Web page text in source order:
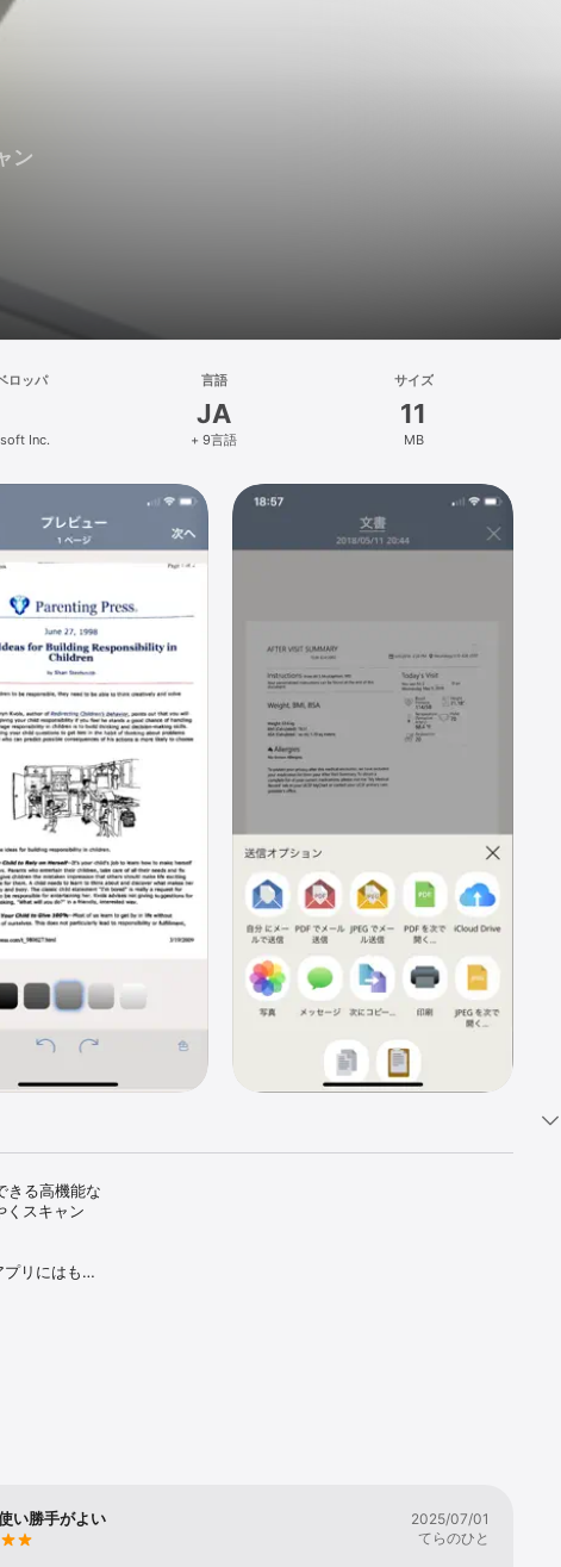
ン
ロッパ
Inc.
言語
JA
+ 9言語
サイズ
11
MB
きる高機能な
くスキャン
リにはもう
およびフォ
画面で画像
像を得るこ
カメラで 3
い勝手がよい
2025/07/01
てらのひと